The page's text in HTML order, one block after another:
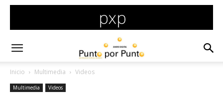
Inicio Multimedia Videos
Multimedia Videos